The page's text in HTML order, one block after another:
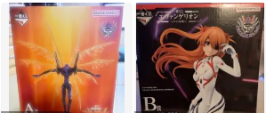
賞 式波・アスカ E
賞 綾波レイ
ンド 全15種 12点セット